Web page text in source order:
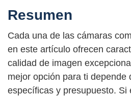
Resumen
Cada una de las cámaras
en este artículo ofrecen
calidad de imagen
mejor opción para ti depende
específicas y presupuesto. Si